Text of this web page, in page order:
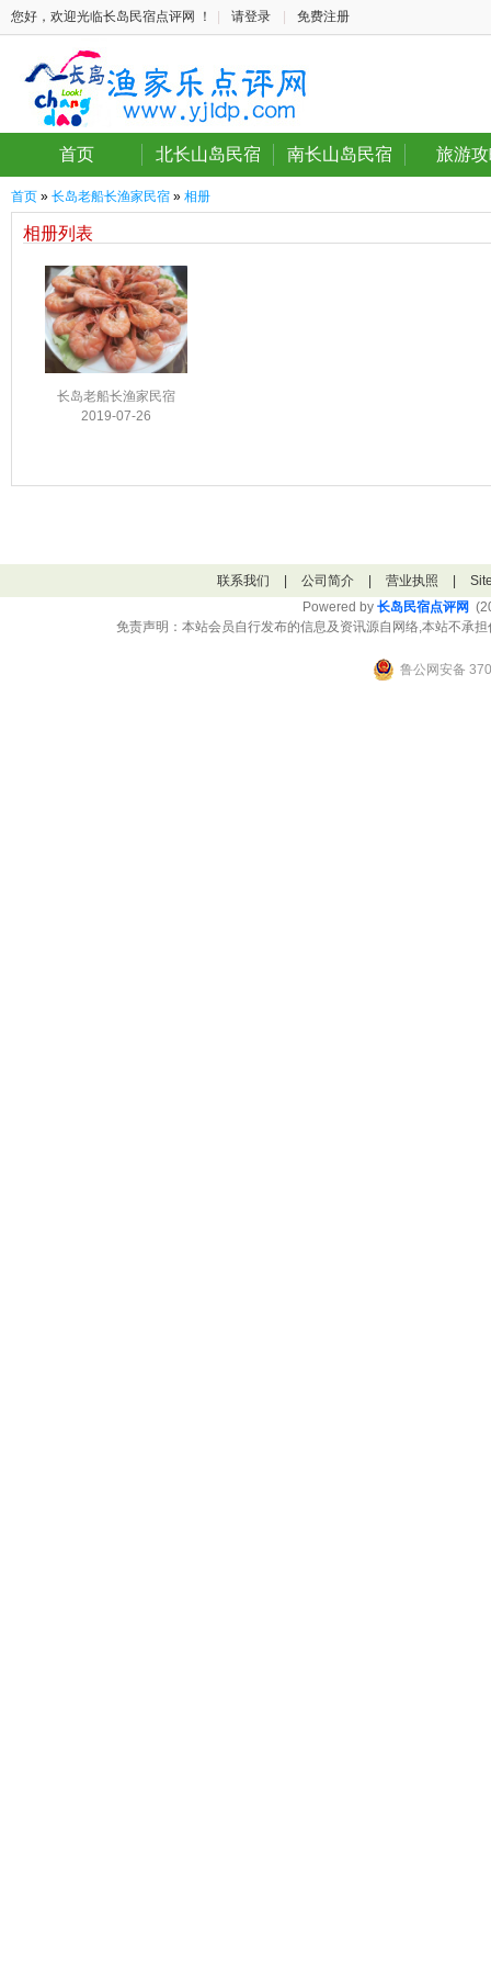
您好，欢迎光临长岛民宿点评网 ！ 请登录 免费注册
首页 北长山岛民宿 南长山岛民宿 旅游
首页 » 长岛老船长渔家民宿 » 相册
相册列表
长岛老船长渔家民宿
2019-07-26
联系我们 公司简介 营业执照
Powered by 长岛民宿点评网
免责声明：本站会员自行发布的信息及资讯源自网络,本站不承
鲁公网安备